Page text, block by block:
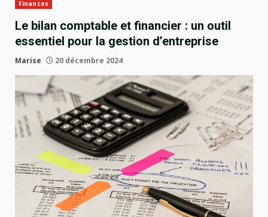
Finances
Le bilan comptable et financier : un outil
essentiel pour la gestion d’entreprise
Marise 20 décembre 2024